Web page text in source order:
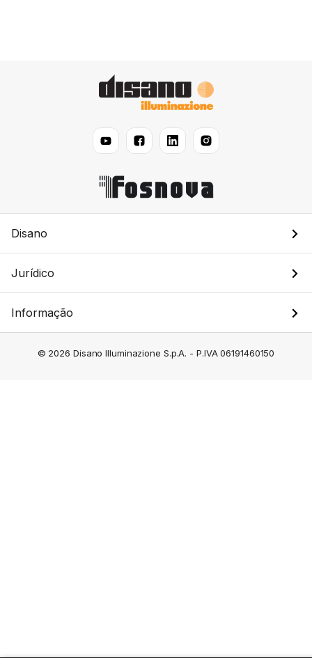
Disano
Jurídico
Informação
© 2026 Disano Illuminazione S.p.A. - P.IVA 06191460150